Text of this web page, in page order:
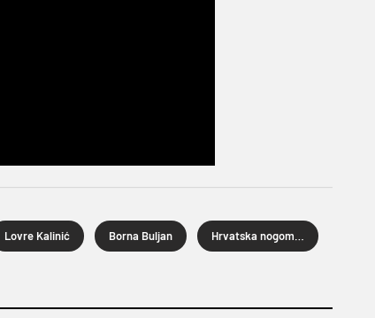
Lovre Kalinić Borna Buljan Hrvatska nogometna liga